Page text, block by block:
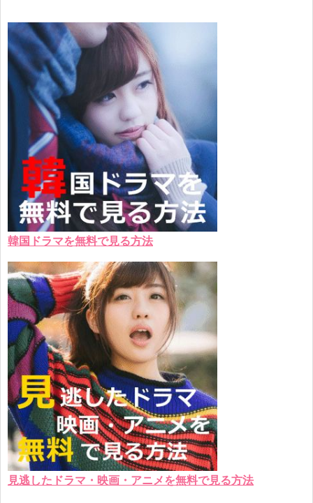
韓国ドラマを無料で見る方法
見逃したドラマ・映画・アニメを無料で見る方法